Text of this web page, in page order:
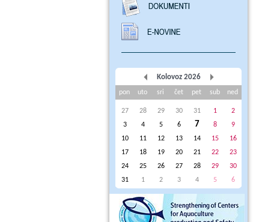
Kolovoz 2026
pon uto sri čet pet sub ned
27 28 29 30 31 1
2
3
4 5 6 7 8
9
10
11 12 13 14 15
16
17
18 19 20 21 22
23
24
25 26 27 28 29
30
31
1 2 3 4 5 6